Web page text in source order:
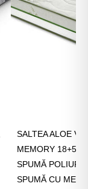
SALTEA ALOE
MEMORY 18+5,
SPUMĂ
SPUMĂ CU